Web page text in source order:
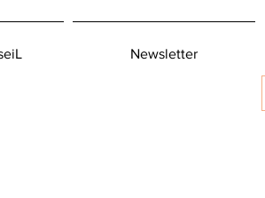
Newsletter